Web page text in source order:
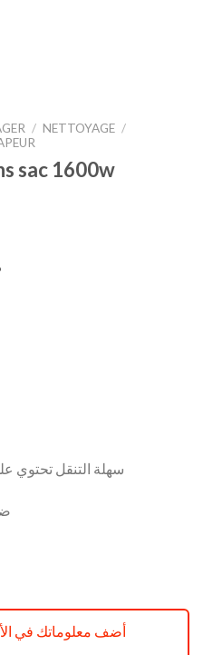
/ NETTOYAGE /
sac 1600w
Le
سهلة التنقل تحتوي على
ضمان
أضف معلوماتك في